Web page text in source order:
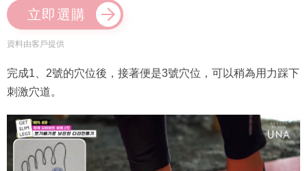
立即選購
資料由客戶提供
完成1、2號的穴位後，接著便是3號穴位，可以稍為用力踩下
刺激穴道。